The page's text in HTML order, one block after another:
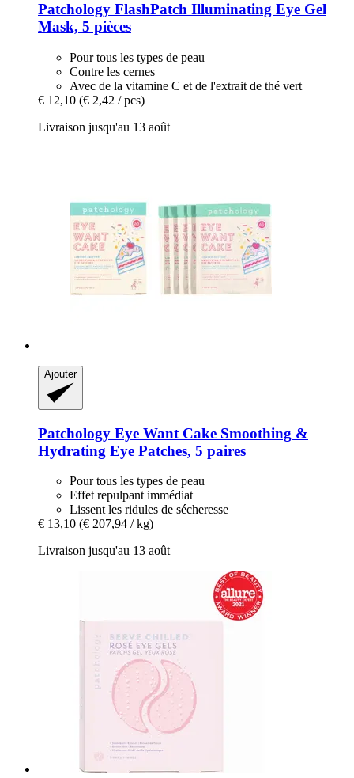
Patchology FlashPatch Illuminating Eye Gel
Mask, 5 pièces
Pour tous les types de peau
Contre les cernes
Avec de la vitamine C et de l'extrait de thé vert
€ 12,10 (€ 2,42 / pcs)
Livraison jusqu'au 13 août
Ajouter
Patchology Eye Want Cake Smoothing &
Hydrating Eye Patches, 5 paires
Pour tous les types de peau
Effet repulpant immédiat
Lissent les ridules de sécheresse
€ 13,10 (€ 207,94 / kg)
Livraison jusqu'au 13 août